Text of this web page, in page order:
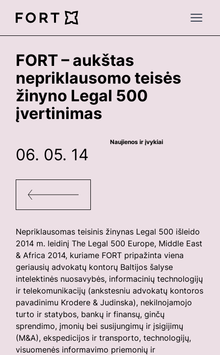
FortLegal
Open
FORT – aukštas
nepriklausomo teisės
žinyno Legal 500
įvertinimas
Naujienos ir įvykiai
06. 05. 14
Nepriklausomas teisinis žinynas Legal 500 išleido
2014 m. leidinį The Legal 500 Europe, Middle East
& Africa 2014, kuriame FORT pripažinta viena
geriausių advokatų kontorų Baltijos šalyse
intelektinės nuosavybės, informacinių technologijų
ir telekomunikacijų (ankstesniu advokatų kontoros
pavadinimu Krodere & Judinska), nekilnojamojo
turto ir statybos, bankų ir finansų, ginčų
sprendimo, įmonių bei susijungimų ir įsigijimų
(M&A), ekspedicijos ir transporto, technologijų,
visuomenės informavimo priemonių ir